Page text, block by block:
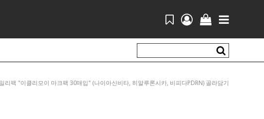
팩 "이클리모이 마크팩 30매입" (나이아신비타, 히알루론시카, 비피다PDRN) 골라담기